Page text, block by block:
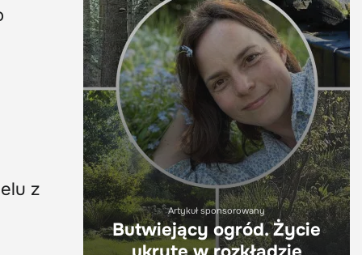
z
Artykuł sponsorowany
Butwiejący ogród. Życie